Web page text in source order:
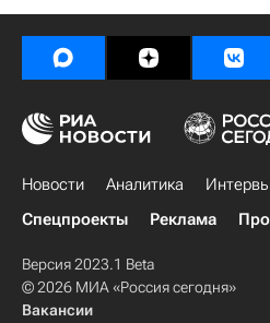
Новости Аналитика
Спецпроекты
Реклама
Версия 2023.1 Beta
© 2026 МИА «Россия сегодня»
Вакансии